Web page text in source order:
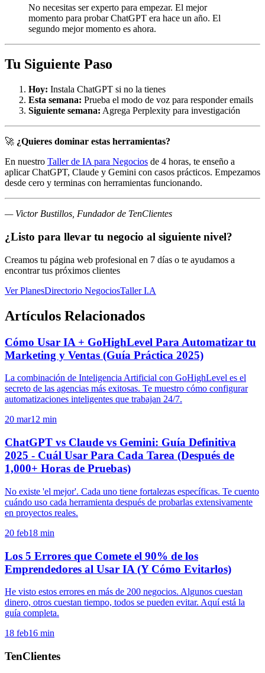
No necesitas ser experto para empezar. El mejor
momento para probar ChatGPT era hace un año. El
segundo mejor momento es ahora.
Tu Siguiente Paso
Hoy: Instala ChatGPT si no la tienes
Esta semana: Prueba el modo de voz para responder emails
Siguiente semana: Agrega Perplexity para investigación
🚀 ¿Quieres dominar estas herramientas?
En nuestro Taller de IA para Negocios de 4 horas, te enseño a
aplicar ChatGPT, Claude y Gemini con casos prácticos. Empezamos
desde cero y terminas con herramientas funcionando.
— Victor Bustillos, Fundador de TenClientes
¿Listo para llevar tu negocio al siguiente nivel?
Creamos tu página web profesional en 7 días o te ayudamos a
encontrar tus próximos clientes
Ver PlanesDirectorio NegociosTaller I.A
Artículos Relacionados
Cómo Usar IA + GoHighLevel Para Automatizar tu
Marketing y Ventas (Guía Práctica 2025)
La combinación de Inteligencia Artificial con GoHighLevel es el
secreto de las agencias más exitosas. Te muestro cómo configurar
automatizaciones inteligentes que trabajan 24/7.
20 mar12 min
ChatGPT vs Claude vs Gemini: Guía Definitiva
2025 - Cuál Usar Para Cada Tarea (Después de
1,000+ Horas de Pruebas)
No existe 'el mejor'. Cada uno tiene fortalezas específicas. Te cuento
cuándo uso cada herramienta después de probarlas extensivamente
en proyectos reales.
20 feb18 min
Los 5 Errores que Comete el 90% de los
Emprendedores al Usar IA (Y Cómo Evitarlos)
He visto estos errores en más de 200 negocios. Algunos cuestan
dinero, otros cuestan tiempo, todos se pueden evitar. Aquí está la
guía completa.
18 feb16 min
TenClientes